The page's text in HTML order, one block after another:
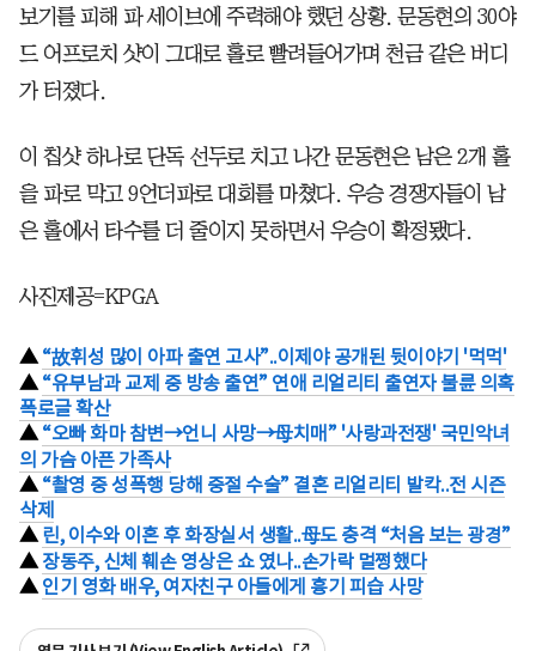
보기를 피해 파 세이브에 주력해야 했던 상황. 문동현의 30야
드 어프로치 샷이 그대로 홀로 빨려들어가며 천금 같은 버디
가 터졌다.
이 칩샷 하나로 단독 선두로 치고 나간 문동현은 남은 2개 홀
을 파로 막고 9언더파로 대회를 마쳤다. 우승 경쟁자들이 남
은 홀에서 타수를 더 줄이지 못하면서 우승이 확정됐다.
사진제공=KPGA
▲ “故휘성 많이 아파 출연 고사”..이제야 공개된 뒷이야기 '먹먹'
▲ “유부남과 교제 중 방송 출연” 연애 리얼리티 출연자 불륜 의혹
폭로글 확산
▲ “오빠 화마 참변→언니 사망→母치매” '사랑과전쟁' 국민악녀
의 가슴 아픈 가족사
▲ “촬영 중 성폭행 당해 중절 수술” 결혼 리얼리티 발칵..전 시즌
삭제
▲ 린, 이수와 이혼 후 화장실서 생활..母도 충격 “처음 보는 광경”
▲ 장동주, 신체 훼손 영상은 쇼 였나..손가락 멀쩡했다
▲ 인기 영화 배우, 여자친구 아들에게 흉기 피습 사망